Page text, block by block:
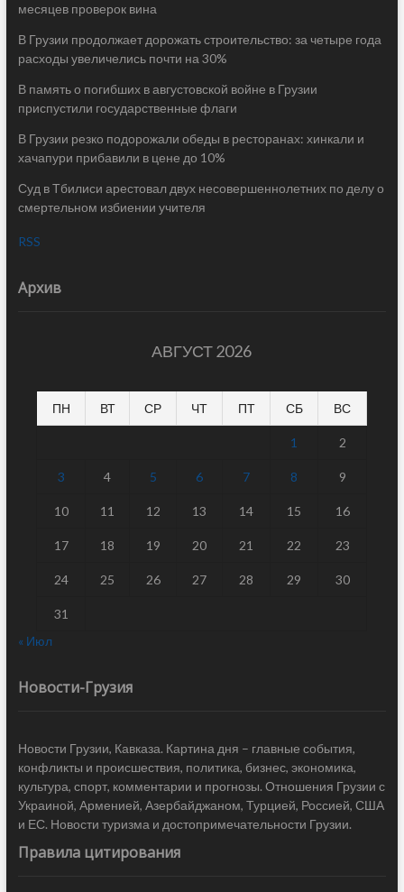
месяцев проверок вина
В Грузии продолжает дорожать строительство: за четыре года
расходы увеличелись почти на 30%
В память о погибших в августовской войне в Грузии
приспустили государственные флаги
В Грузии резко подорожали обеды в ресторанах: хинкали и
хачапури прибавили в цене до 10%
Суд в Тбилиси арестовал двух несовершеннолетних по делу о
смертельном избиении учителя
RSS
Архив
АВГУСТ 2026
ПН ВТ СР ЧТ ПТ СБ ВС
1 2
3 4 5 6 7 8 9
10 11 12 13 14 15 16
17 18 19 20 21 22 23
24 25 26 27 28 29 30
31
« Июл
Новости-Грузия
Новости Грузии, Кавказа. Картина дня – главные события,
конфликты и происшествия, политика, бизнес, экономика,
культура, спорт, комментарии и прогнозы. Отношения Грузии с
Украиной, Арменией, Азербайджаном, Турцией, Россией, США
и ЕС. Новости туризма и достопримечательности Грузии.
Правила цитирования